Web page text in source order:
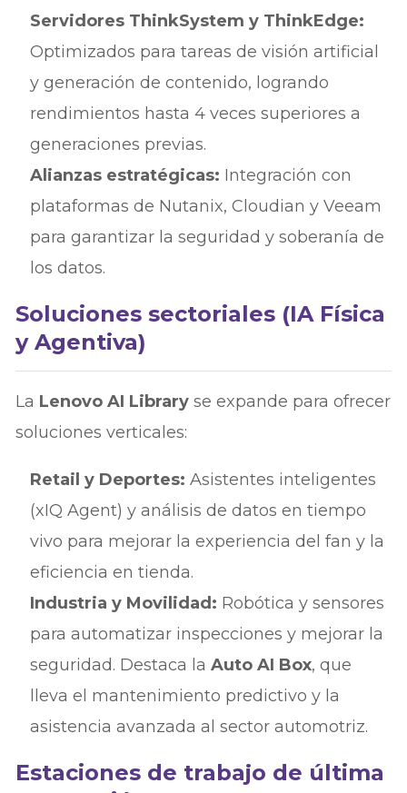
Servidores ThinkSystem y ThinkEdge:
Optimizados para tareas de visión artificial
y generación de contenido, logrando
rendimientos hasta 4 veces superiores a
generaciones previas.
Alianzas estratégicas: Integración con
plataformas de Nutanix, Cloudian y Veeam
para garantizar la seguridad y soberanía de
los datos.
Soluciones sectoriales (IA Física
y Agentiva)
La Lenovo AI Library se expande para ofrecer
soluciones verticales:
Retail y Deportes: Asistentes inteligentes
(xIQ Agent) y análisis de datos en tiempo
vivo para mejorar la experiencia del fan y la
eficiencia en tienda.
Industria y Movilidad: Robótica y sensores
para automatizar inspecciones y mejorar la
seguridad. Destaca laAuto AI Box, que
lleva el mantenimiento predictivo y la
asistencia avanzada al sector automotriz.
Estaciones de trabajo de última